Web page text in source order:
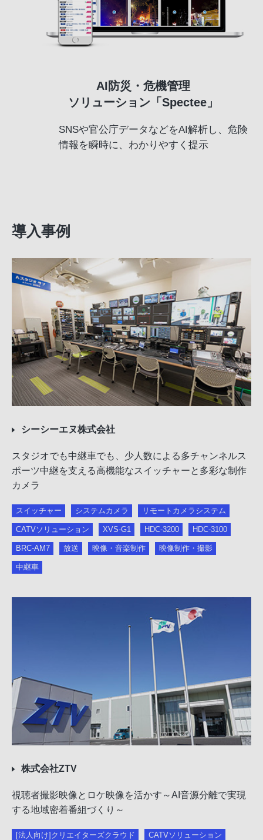
AI防災・危機管理
ソリューション「Spectee」
SNSや官公庁データなどをAI解析し、危険
情報を瞬時に、わかりやすく提示
導入事例
シーシーエヌ株式会社
スタジオでも中継車でも、少人数による多チャンネルス
ポーツ中継を支える高機能なスイッチャーと多彩な制作
カメラ
スイッチャー システムカメラ リモートカメラシステム
CATVソリューション XVS-G1 HDC-3200 HDC-3100
BRC-AM7 放送 映像・音楽制作 映像制作・撮影
中継車
株式会社ZTV
視聴者撮影映像とロケ映像を活かす～AI音源分離で実現
する地域密着番組づくり～
[法人向け]クリエイターズクラウド CATVソリューション